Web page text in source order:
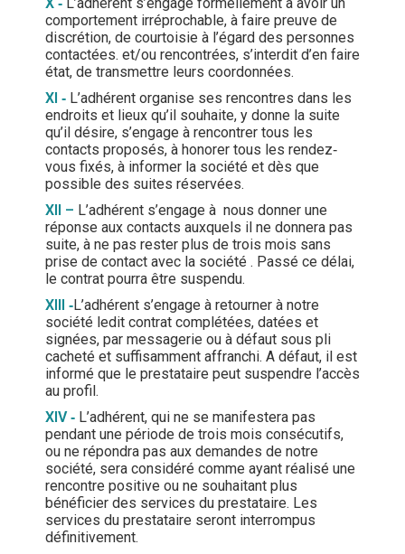
comportement irréprochable, à faire preuve de
discrétion, de courtoisie à l’égard des personnes
contactées. et/ou rencontrées, s’interdit d’en faire
état, de transmettre leurs coordonnées.
XI ‐ L’adhérent organise ses rencontres dans les
endroits et lieux qu’il souhaite, y donne la suite
qu’il désire, s’engage à rencontrer tous les
contacts proposés, à honorer tous les rendez‐
vous fixés, à informer la société et dès que
possible des suites réservées.
XII – L’adhérent s’engage à nous donner une
réponse aux contacts auxquels il ne donnera pas
suite, à ne pas rester plus de trois mois sans
prise de contact avec la société . Passé ce délai,
le contrat pourra être suspendu.
XIII ‐L’adhérent s’engage à retourner à notre
société ledit contrat complétées, datées et
signées, par messagerie ou à défaut sous pli
cacheté et suffisamment affranchi. A défaut, il est
informé que le prestataire peut suspendre l’accès
au profil.
XIV‐ L’adhérent, qui ne se manifestera pas
pendant une période de trois mois consécutifs,
ou ne répondra pas aux demandes de notre
société, sera considéré comme ayant réalisé une
rencontre positive ou ne souhaitant plus
bénéficier des services du prestataire. Les
services du prestataire seront interrompus
définitivement.